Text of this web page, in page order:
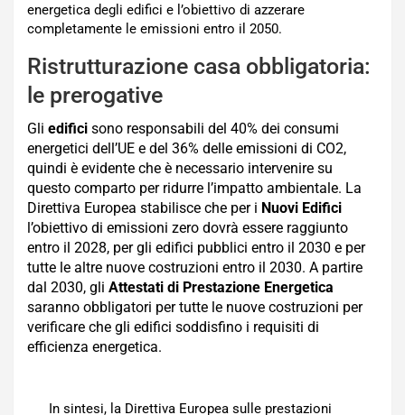
energetica degli edifici e l’obiettivo di azzerare
completamente le emissioni entro il 2050.
Ristrutturazione casa obbligatoria:
le prerogative
Gli edifici sono responsabili del 40% dei consumi
energetici dell’UE e del 36% delle emissioni di CO2,
quindi è evidente che è necessario intervenire su
questo comparto per ridurre l’impatto ambientale. La
Direttiva Europea stabilisce che per i Nuovi Edifici
l’obiettivo di emissioni zero dovrà essere raggiunto
entro il 2028, per gli edifici pubblici entro il 2030 e per
tutte le altre nuove costruzioni entro il 2030. A partire
dal 2030, gli Attestati di Prestazione Energetica
saranno obbligatori per tutte le nuove costruzioni per
verificare che gli edifici soddisfino i requisiti di
efficienza energetica.
In sintesi, la Direttiva Europea sulle prestazioni